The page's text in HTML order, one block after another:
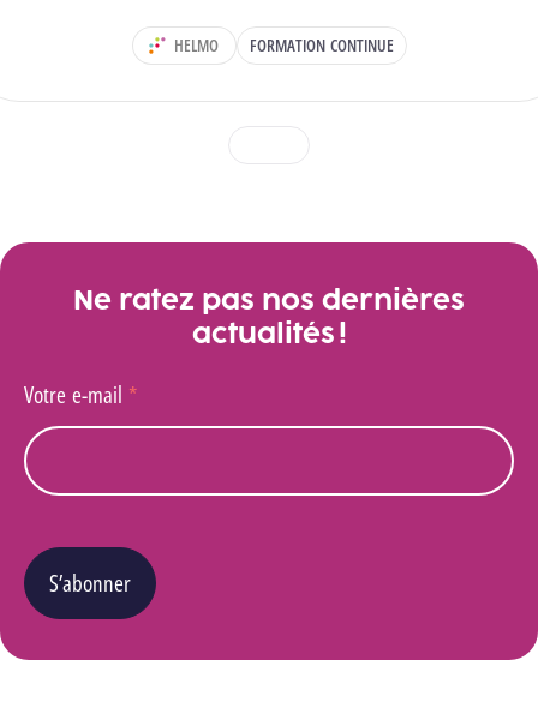
DÉPARTEMENT :
HELMO FORMATION CONTINUE
1 2
Ne ratez pas nos dernières
actualités !
Votre e-mail *
S’abonner